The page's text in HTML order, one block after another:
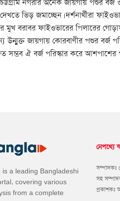
নগরীর অনেক জায়গায় পশুর বর্জ
ভিড় জমাচ্ছেন। দর্শনার্থীরা
মুখ বরাবর ফাইওভারের পিলারের
উন্মুক্ত জায়গায় কোরবাণীর পশুর বর্জ
সম্ভব ঐ বর্জ পরিস্কার করে
is a leading Bangladeshi
covering various
from a complete
নেপথ্যে
সম্পাদকঃ
সহ
প্রকাশকঃ